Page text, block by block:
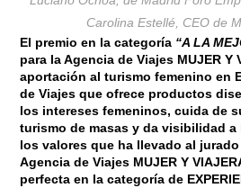
Carolina Estellé, CEO de
El premio en la categoría “A LA
para la Agencia de Viajes MUJER Y
aportación al turismo femenino en
de Viajes que ofrece productos
los intereses femeninos, cuida de
turismo de masas y da visibilidad a
los valores que ha llevado al
Agencia de Viajes MUJER Y
perfecta en la categoría de